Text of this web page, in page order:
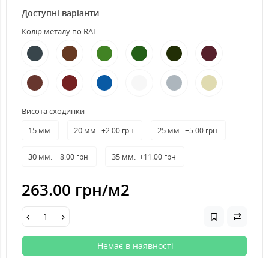
Доступні варіанти
Колір металу по RAL
Висота сходинки
15 мм.
20 мм. +2.00 грн 25 мм. +5.00 грн
30 мм. +8.00 грн 35 мм. +11.00 грн
263.00 грн/м2
Немає в наявності